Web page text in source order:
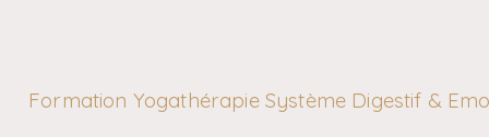
Formation Yogathérapie Système Digestif &